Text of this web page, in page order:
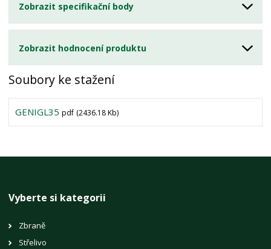
Zobrazit specifikační body
Zobrazit hodnocení produktu
Soubory ke stažení
GENIGL35 pdf (2436.18 Kb)
Vyberte si kategorii
Zbraně
Střelivo